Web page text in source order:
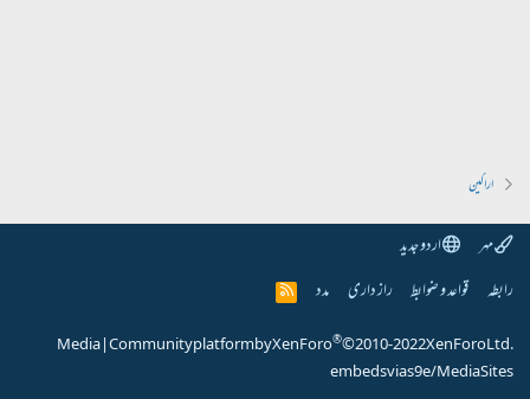
اراکین
مہر
اردو جدید
رابطہ قواعد و ضوابط راز داری مدد
R
S
Community platform by XenForo®© 2010-2022 XenForo Ltd.
|
Media
embeds via s9e/MediaSites